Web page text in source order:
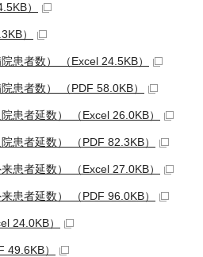
）
）
患者数） （Excel 24.5KB）
患者数） （PDF 58.0KB）
患者延数） （Excel 26.0KB）
患者延数） （PDF 82.3KB）
患者延数） （Excel 27.0KB）
患者延数） （PDF 96.0KB）
24.0KB）
49.6KB）